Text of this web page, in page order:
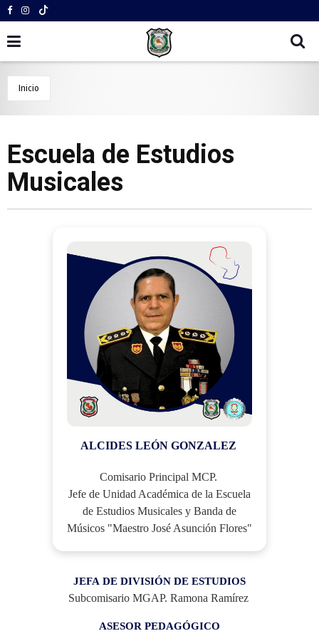
Inicio
Escuela de Estudios
Musicales
ALCIDES LEÓN GONZALEZ
Comisario Principal MCP.
Jefe de Unidad Académica de la Escuela
de Estudios Musicales y Banda de
Músicos "Maestro José Asunción Flores"
JEFA DE DIVISIÓN DE ESTUDIOS
Subcomisario MGAP. Ramona Ramírez
ASESOR PEDAGÓGICO